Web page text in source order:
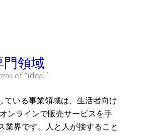
門領域
of “ideal”
ている事業領域は、生活者向け
ンラインで販売サービスを手
業界です。人と人が接すること